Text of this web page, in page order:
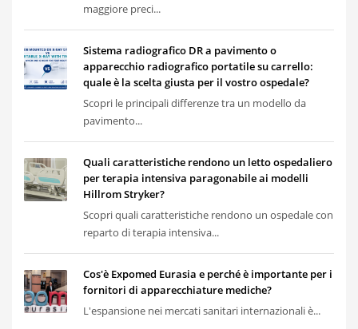
maggiore preci...
Sistema radiografico DR a pavimento o
apparecchio radiografico portatile su carrello:
quale è la scelta giusta per il vostro ospedale?
Scopri le principali differenze tra un modello da
pavimento...
Quali caratteristiche rendono un letto ospedaliero
per terapia intensiva paragonabile ai modelli
Hillrom Stryker?
Scopri quali caratteristiche rendono un ospedale con
reparto di terapia intensiva...
Cos'è Expomed Eurasia e perché è importante per i
fornitori di apparecchiature mediche?
L'espansione nei mercati sanitari internazionali è...